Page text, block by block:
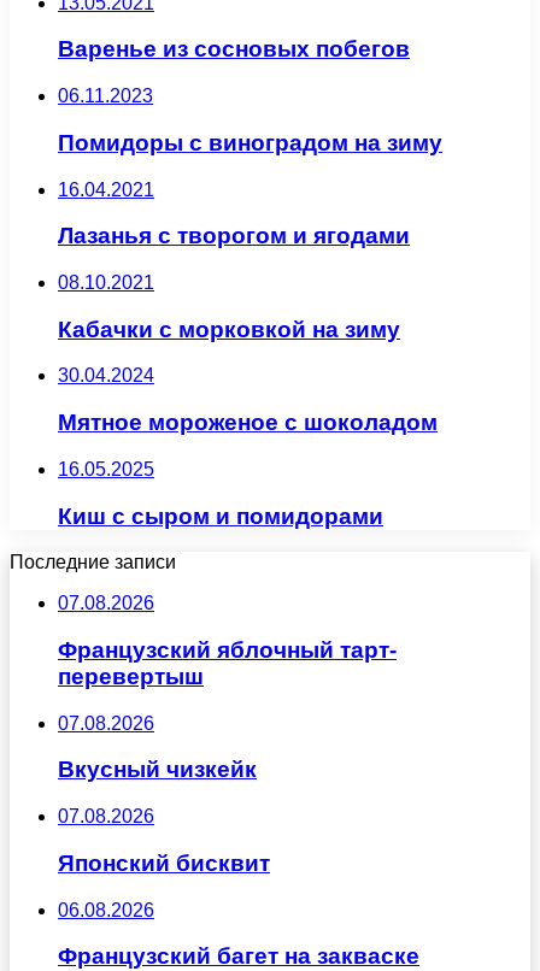
Варенье из сосновых побегов
06.11.2023
Помидоры с виноградом на зиму
16.04.2021
Лазанья с творогом и ягодами
08.10.2021
Кабачки с морковкой на зиму
30.04.2024
Мятное мороженое с шоколадом
16.05.2025
Киш с сыром и помидорами
Последние записи
07.08.2026
Французский яблочный тарт-
перевертыш
07.08.2026
Вкусный чизкейк
07.08.2026
Японский бисквит
06.08.2026
Французский багет на закваске